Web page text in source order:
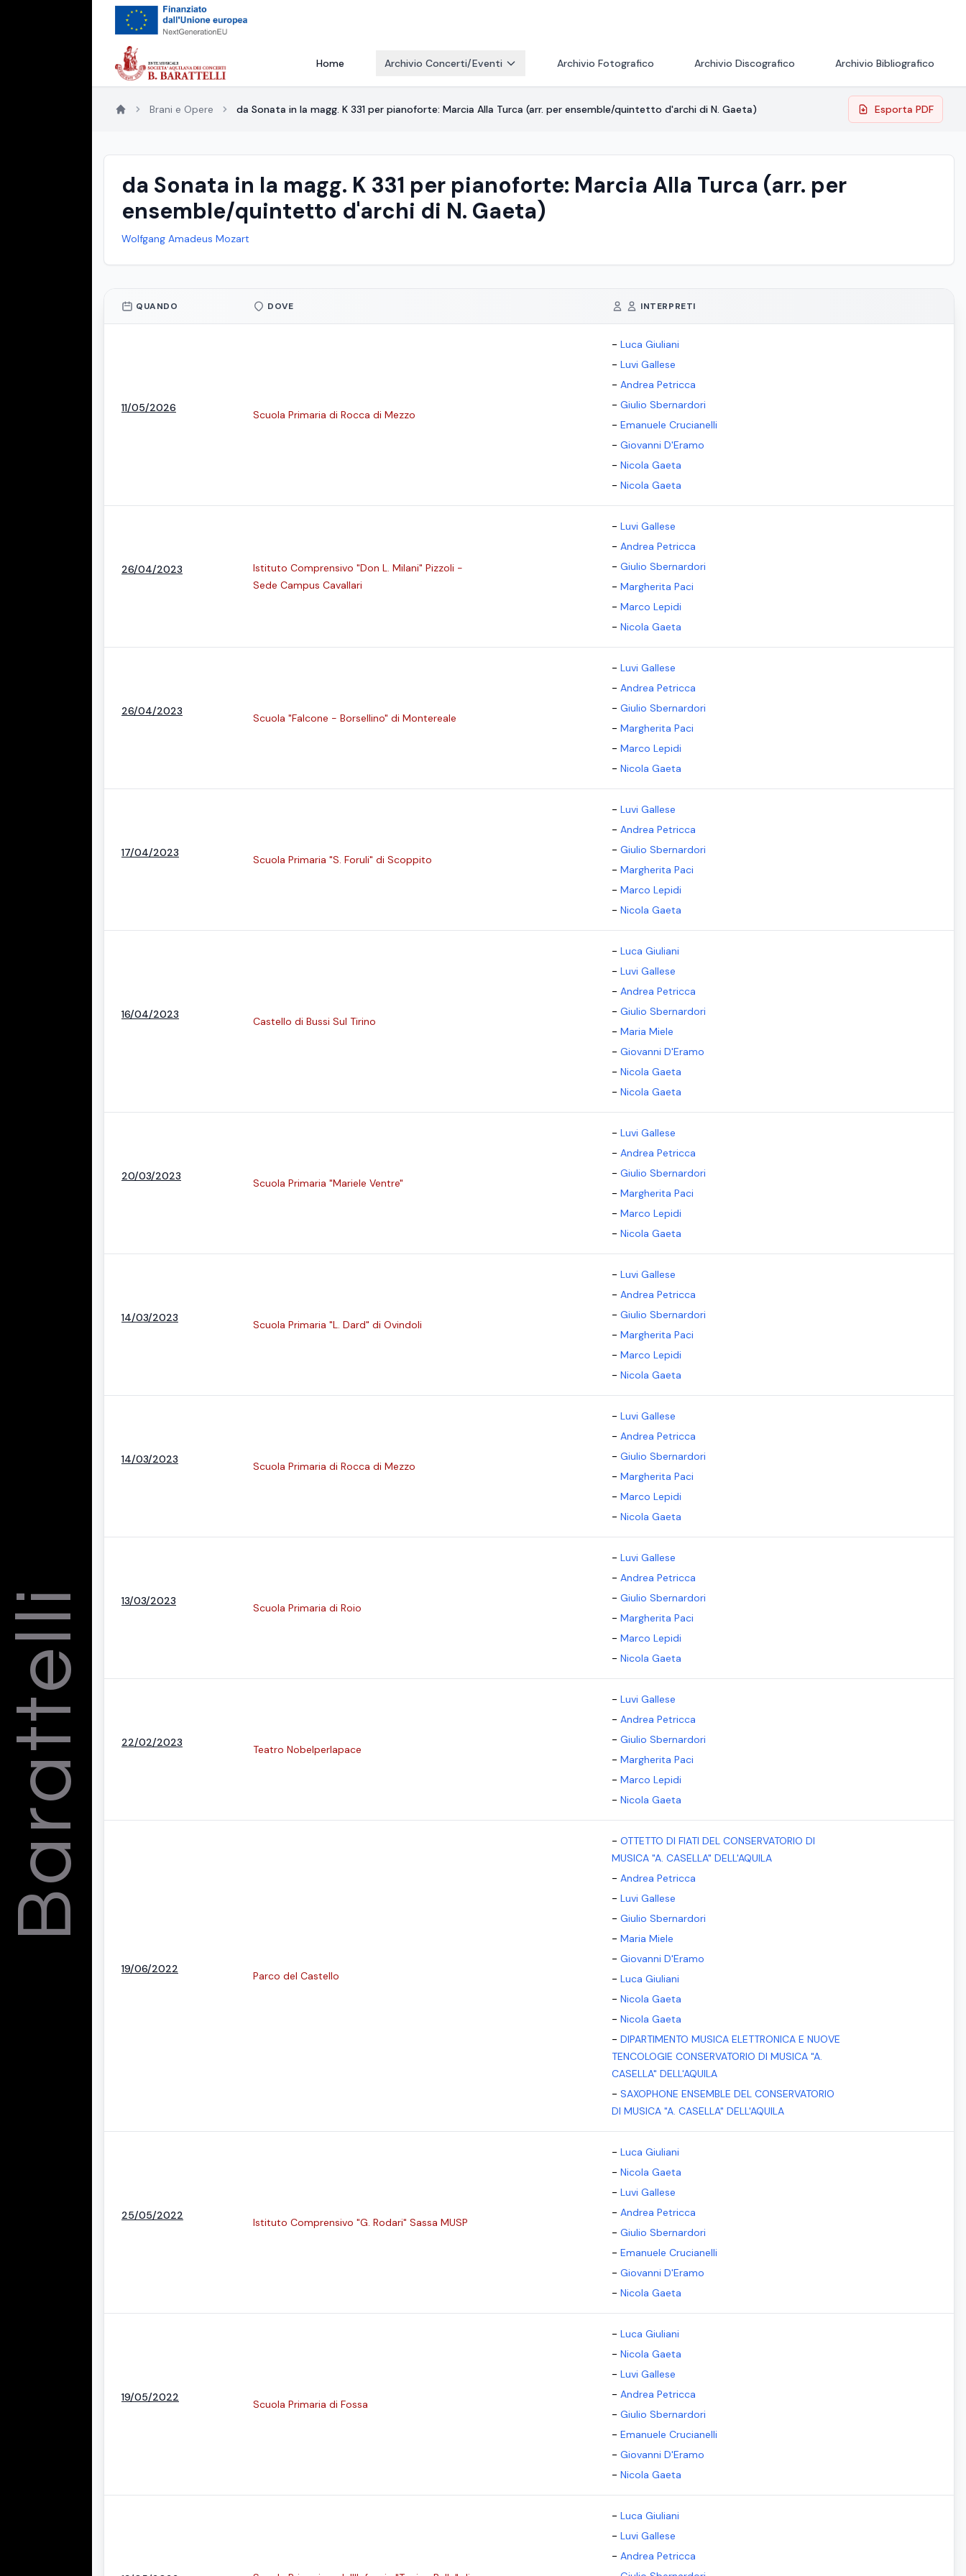
Barattelli
Home Archivio Concerti/Eventi Archivio Fotografico Archivio Discografico Archivio Bibliografico
Brani e Opere da Sonata in la magg. K 331 per pianoforte: Marcia Alla Turca (arr. per ensemble/quintetto d'archi di N. Gaeta) Esporta PDF
da Sonata in la magg. K 331 per pianoforte: Marcia Alla Turca (arr. per
ensemble/quintetto d'archi di N. Gaeta)
Wolfgang Amadeus Mozart
QUANDO DOVE INTERPRETI
11/05/2026
Scuola Primaria di Rocca di Mezzo
- Luca Giuliani
- Luvi Gallese
- Andrea Petricca
- Giulio Sbernardori
- Emanuele Crucianelli
- Giovanni D'Eramo
- Nicola Gaeta
- Nicola Gaeta
26/04/2023
Istituto Comprensivo "Don L. Milani" Pizzoli -
Sede Campus Cavallari
- Luvi Gallese
- Andrea Petricca
- Giulio Sbernardori
- Margherita Paci
- Marco Lepidi
- Nicola Gaeta
26/04/2023
Scuola "Falcone - Borsellino" di Montereale
- Luvi Gallese
- Andrea Petricca
- Giulio Sbernardori
- Margherita Paci
- Marco Lepidi
- Nicola Gaeta
17/04/2023
Scuola Primaria "S. Foruli" di Scoppito
- Luvi Gallese
- Andrea Petricca
- Giulio Sbernardori
- Margherita Paci
- Marco Lepidi
- Nicola Gaeta
16/04/2023
Castello di Bussi Sul Tirino
- Luca Giuliani
- Luvi Gallese
- Andrea Petricca
- Giulio Sbernardori
- Maria Miele
- Giovanni D'Eramo
- Nicola Gaeta
- Nicola Gaeta
20/03/2023
Scuola Primaria "Mariele Ventre"
- Luvi Gallese
- Andrea Petricca
- Giulio Sbernardori
- Margherita Paci
- Marco Lepidi
- Nicola Gaeta
14/03/2023
Scuola Primaria "L. Dard" di Ovindoli
- Luvi Gallese
- Andrea Petricca
- Giulio Sbernardori
- Margherita Paci
- Marco Lepidi
- Nicola Gaeta
14/03/2023
Scuola Primaria di Rocca di Mezzo
- Luvi Gallese
- Andrea Petricca
- Giulio Sbernardori
- Margherita Paci
- Marco Lepidi
- Nicola Gaeta
13/03/2023
Scuola Primaria di Roio
- Luvi Gallese
- Andrea Petricca
- Giulio Sbernardori
- Margherita Paci
- Marco Lepidi
- Nicola Gaeta
22/02/2023
Teatro Nobelperlapace
- Luvi Gallese
- Andrea Petricca
- Giulio Sbernardori
- Margherita Paci
- Marco Lepidi
- Nicola Gaeta
19/06/2022
Parco del Castello
- OTTETTO DI FIATI DEL CONSERVATORIO DI
MUSICA "A. CASELLA" DELL'AQUILA
- Andrea Petricca
- Luvi Gallese
- Giulio Sbernardori
- Maria Miele
- Giovanni D'Eramo
- Luca Giuliani
- Nicola Gaeta
- Nicola Gaeta
- DIPARTIMENTO MUSICA ELETTRONICA E NUOVE
TENCOLOGIE CONSERVATORIO DI MUSICA "A.
CASELLA" DELL'AQUILA
- SAXOPHONE ENSEMBLE DEL CONSERVATORIO
DI MUSICA "A. CASELLA" DELL'AQUILA
25/05/2022
Istituto Comprensivo "G. Rodari" Sassa MUSP
- Luca Giuliani
- Nicola Gaeta
- Luvi Gallese
- Andrea Petricca
- Giulio Sbernardori
- Emanuele Crucianelli
- Giovanni D'Eramo
- Nicola Gaeta
19/05/2022
Scuola Primaria di Fossa
- Luca Giuliani
- Nicola Gaeta
- Luvi Gallese
- Andrea Petricca
- Giulio Sbernardori
- Emanuele Crucianelli
- Giovanni D'Eramo
- Nicola Gaeta
- Luca Giuliani
- Luvi Gallese
- Andrea Petricca